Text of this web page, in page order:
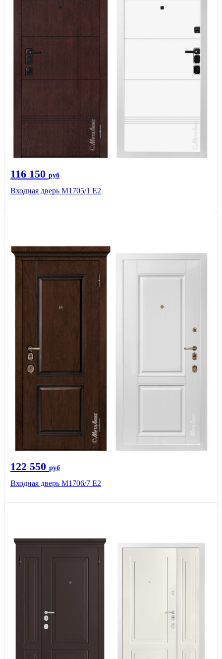
116 150 руб
Входная дверь М1705/1 Е2
122 550 руб
Входная дверь М1706/7 E2